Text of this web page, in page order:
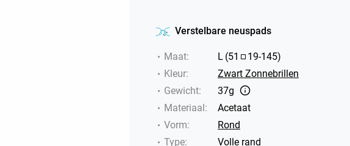
Verstelbare neuspads
Maat: L (51 19-145)
Kleur:
Zwart Zonnebrillen
Gewicht:
37g
Materiaal:
Acetaat
Vorm:
Rond
Type:
Volle rand